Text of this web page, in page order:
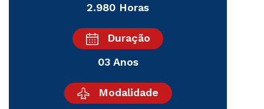
2.980 Horas
Duração
03 Anos
Modalidade